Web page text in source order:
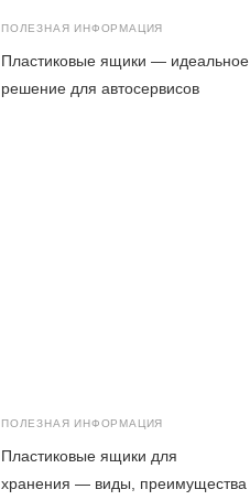
ПОЛЕЗНАЯ ИНФОРМАЦИЯ
Пластиковые ящики — идеальное
решение для автосервисов
ПОЛЕЗНАЯ ИНФОРМАЦИЯ
Пластиковые ящики для
хранения — виды, преимущества